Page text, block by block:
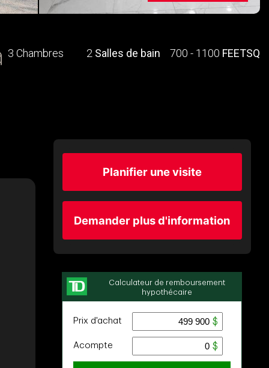
3 Chambres 2 Salles de bain 700 - 1100 FEETSQ
Planifier une visite
Demander plus d'information